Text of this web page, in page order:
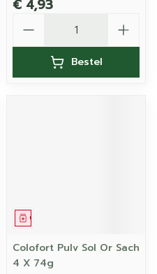
€ 4,93
Bestel
Geneesmiddel
Colofort Pulv Sol Or Sach
4 X 74g